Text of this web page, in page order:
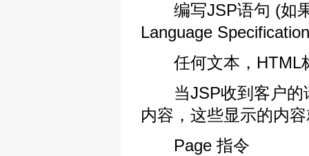
编写JSP语句 (如果
Language
任何文本，HTML
当JSP收到客户的
内容，这些显示的内
Page 指令